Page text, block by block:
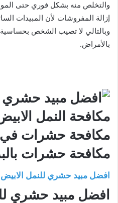
والتخلص منه بشكل فوري حتى
إزالة المفروشات لأن المبيدات
وبالتالي لا تصيب الشخص
بالأمراض.
افضل مبيد حشري للنمل الابيض – 0591016571 – اتصل
افضل مبيد حشري